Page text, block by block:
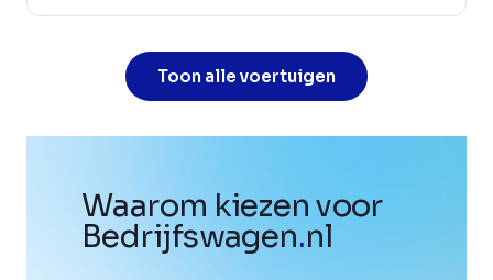
Toon alle voertuigen
Waarom kiezen voor
Bedrijfswagen.nl